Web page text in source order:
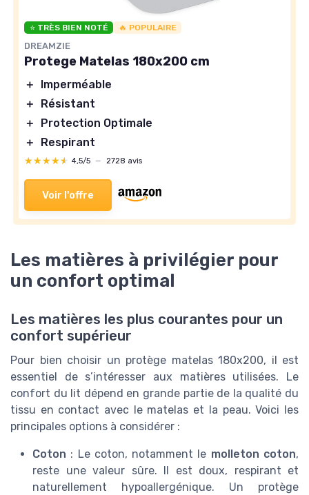
⭐ TRÈS BIEN NOTÉ 🔥 POPULAIRE
DREAMZIE
Protege Matelas 180x200 cm
＋
Imperméable
＋
Résistant
＋
Protection Optimale
＋
Respirant
★★★★★
★★★★★ 4,5/5 — 2728 avis
Voir l'offre
Les matières à privilégier pour
un confort optimal
Les matières les plus courantes pour un
confort supérieur
Pour bien choisir un protège matelas 180x200, il est
essentiel de s’intéresser aux matières utilisées. Le
confort du lit dépend en grande partie de la qualité du
tissu en contact avec le matelas et la peau. Voici les
principales options à considérer :
Coton : Le coton, notamment le molleton coton,
reste une valeur sûre. Il est doux, respirant et
naturellement hypoallergénique. Un protège